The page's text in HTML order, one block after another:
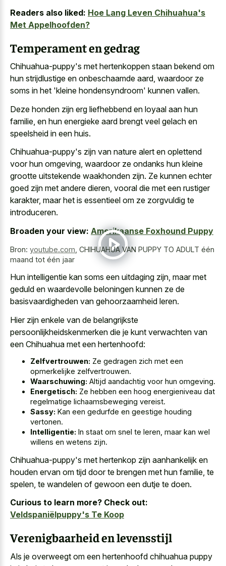
Readers also liked: Hoe Lang Leven Chihuahua's
Met Appelhoofden?
Temperament en gedrag
Chihuahua-puppy's met hertenkoppen staan bekend om
hun strijdlustige en onbeschaamde aard, waardoor ze
soms in het 'kleine hondensyndroom' kunnen vallen.
Deze honden zijn erg liefhebbend en loyaal aan hun
familie, en hun energieke aard brengt veel gelach en
speelsheid in een huis.
Chihuahua-puppy's zijn van nature alert en oplettend
voor hun omgeving, waardoor ze ondanks hun kleine
grootte uitstekende waakhonden zijn. Ze kunnen echter
goed zijn met andere dieren, vooral die met een rustiger
karakter, maar het is essentieel om ze zorgvuldig te
introduceren.
Broaden your view: Amerikaanse Foxhound Puppy
Bron: youtube.com CHIHUAHUA VAN PUPPY TO ADULT één
maand tot één jaar
Hun intelligentie kan soms een uitdaging zijn, maar met
geduld en waardevolle beloningen kunnen ze de
basisvaardigheden van gehoorzaamheid leren.
Hier zijn enkele van de belangrijkste
persoonlijkheidskenmerken die je kunt verwachten van
een Chihuahua met een hertenhoofd:
Zelfvertrouwen: Ze gedragen zich met een
opmerkelijke zelfvertrouwen.
Waarschuwing: Altijd aandachtig voor hun omgeving.
Energetisch: Ze hebben een hoog energieniveau dat
regelmatige lichaamsbeweging vereist.
Sassy: Kan een gedurfde en geestige houding
vertonen.
Intelligentie: In staat om snel te leren, maar kan wel
willens en wetens zijn.
Chihuahua-puppy's met hertenkop zijn aanhankelijk en
houden ervan om tijd door te brengen met hun familie, te
spelen, te wandelen of gewoon een dutje te doen.
Curious to learn more? Check out:
Veldspaniëlpuppy's Te Koop
Verenigbaarheid en levensstijl
Als je overweegt om een hertenhoofd chihuahua puppy